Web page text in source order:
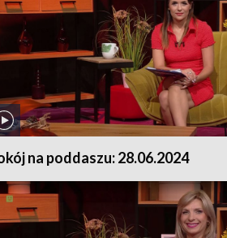
na poddaszu: 28.06.2024